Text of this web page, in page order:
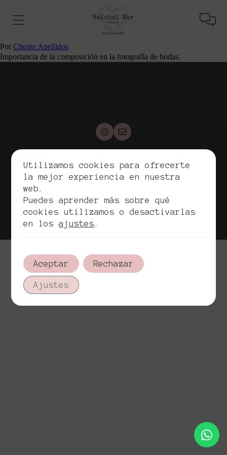
Bodas que Transforman Recuerdos en Arte
Por Cliente Apellidos
Importancia de la composición en la fotografía de bodas.
Copyrights. Reichel War, 2026. Todos los derechos
reservados.
Política de privacidad
Política de cookies
Aviso legal
Utilizamos cookies para ofrecerte
la mejor experiencia en nuestra
web.
Puedes aprender más sobre qué
cookies utilizamos o desactivarlas
en losajustes.
Aceptar Rechazar
Ajustes